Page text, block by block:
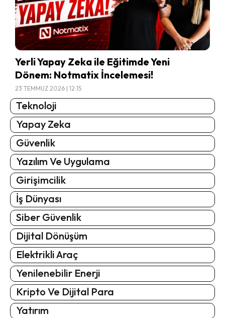
Yerli Yapay Zeka ile Eğitimde Yeni
Dönem: Notmatix İncelemesi!
23 TEMMUZ 2026 | 12:15
Teknoloji
Yapay Zeka
Güvenlik
Yazılım Ve Uygulama
Girişimcilik
İş Dünyası
Siber Güvenlik
Dijital Dönüşüm
Elektrikli Araç
Yenilenebilir Enerji
Kripto Ve Dijital Para
Yatırım